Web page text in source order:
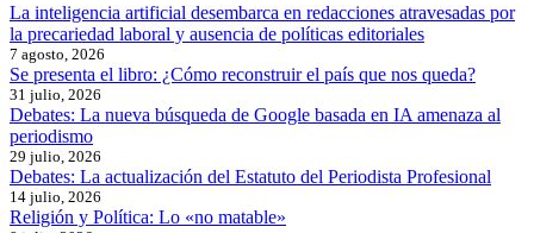
La inteligencia artificial desembarca en redacciones atravesadas por
la precariedad laboral y ausencia de políticas editoriales
7 agosto, 2026
Se presenta el libro: ¿Cómo reconstruir el país que nos queda?
31 julio, 2026
Debates: La nueva búsqueda de Google basada en IA amenaza al
periodismo
29 julio, 2026
Debates: La actualización del Estatuto del Periodista Profesional
14 julio, 2026
Religión y Política: Lo «no matable»